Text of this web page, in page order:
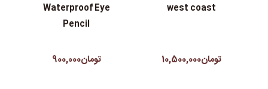
west coast
تومان10,500,000
Waterproof Eye
Pencil
تومان900,000